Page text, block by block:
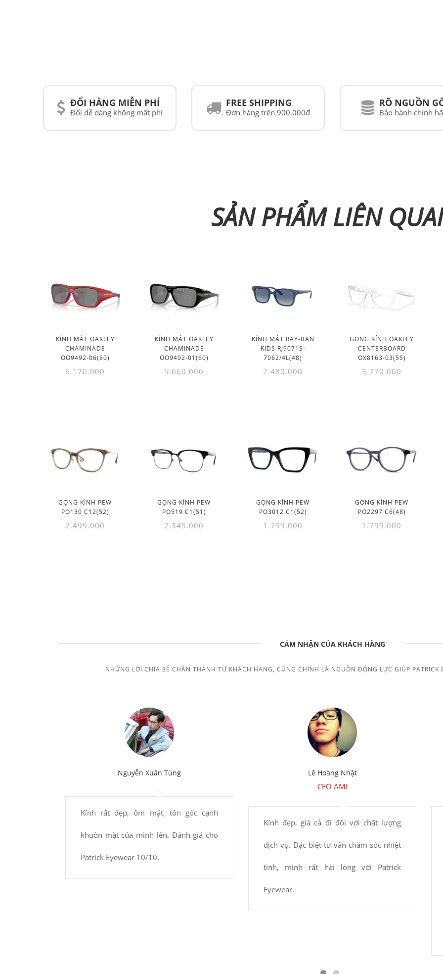
ĐỔI HÀNG MIỄN PHÍ
Đổi dễ dàng không mất phí
FREE SHIPPING
Đơn hàng trên 900.000đ
RÕ NGUỒN
Bảo hành chính
SẢN PHẨM LIÊN
KÍNH MÁT OAKLEY
CHAMINADE
OO9492-06(60)
6.170.000
KÍNH MÁT OAKLEY
CHAMINADE
OO9492-01(60)
5.660.000
KÍNH MÁT RAY-BAN
KIDS RJ9071S-
7062/4L(48)
2.480.000
GỌNG KÍNH OAKLEY
CENTERBOARD
OX8163-03(55)
3.770.000
GỌNG KÍNH PEW
PO130 C12(52)
2.499.000
GỌNG KÍNH PEW
PO519 C1(51)
2.345.000
GỌNG KÍNH PEW
PO3012 C1(52)
1.799.000
GỌNG KÍNH PEW
PO2297 C6(48)
1.799.000
CẢM NHẬN CỦA KHÁCH HÀNG
NHỮNG LỜI CHIA SẺ CHÂN THÀNH TỪ KHÁCH HÀNG, CŨNG CHÍNH LÀ NGUỒN ĐỘNG LỰC GIÚP PATRICK
Nguyễn Xuân Tùng
Kính rất đẹp, ôm mặt, tôn góc cạnh
khuôn mặt của mình lên. Đánh giá cho
Patrick Eyewear 10/10.
Lê Hoàng Nhật
CEO AMI
Kính đẹp, giá cả đi đôi với chất lượng
dịch vụ. Đặc biệt tư vấn chăm sóc nhiệt
tình, mình rất hài lòng với Patrick
Eyewear.